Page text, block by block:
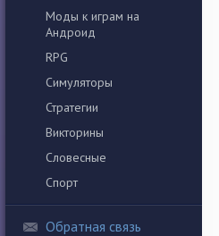
Моды к играм на
Андроид
RPG
Симуляторы
Стратегии
Викторины
Словесные
Спорт
Обратная связь